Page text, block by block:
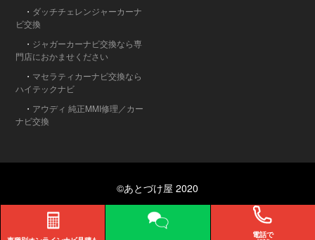
・ ダッチチェレンジャーカーナ
ビ交換
・ ジャガーカーナビ交換なら専
門店におかませください
・ マセラティカーナビ交換なら
ハイテックナビ
・ アウディ 純正MMI修理／カー
ナビ交換
©あとづけ屋 2020
電話で